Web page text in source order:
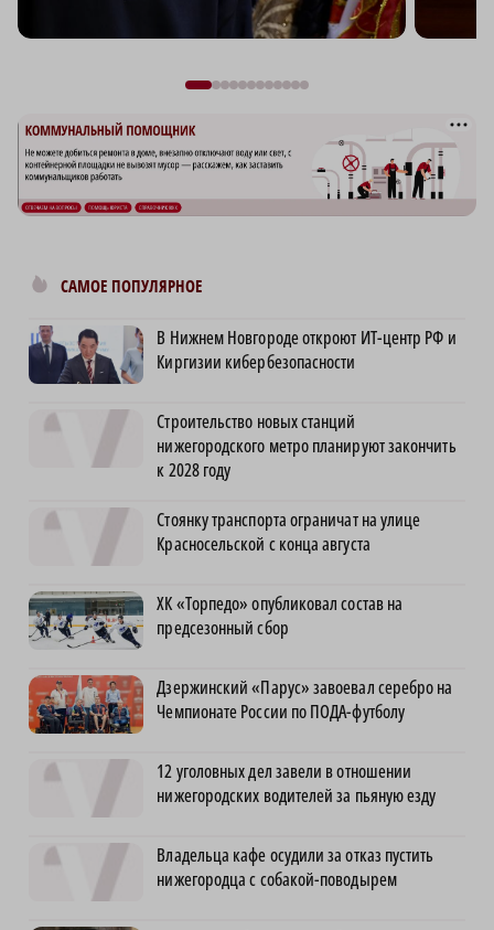
САМОЕ ПОПУЛЯРНОЕ
В Нижнем Новгороде откроют ИТ-центр РФ и
Киргизии кибербезопасности
Строительство новых станций
нижегородского метро планируют закончить
к 2028 году
Стоянку транспорта ограничат на улице
Красносельской с конца августа
ХК «Торпедо» опубликовал состав на
предсезонный сбор
Дзержинский «Парус» завоевал серебро на
Чемпионате России по ПОДА-футболу
12 уголовных дел завели в отношении
нижегородских водителей за пьяную езду
Владельца кафе осудили за отказ пустить
нижегородца с собакой-поводырем